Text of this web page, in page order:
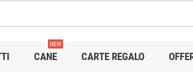
CANE
NEW
CARTE REGALO